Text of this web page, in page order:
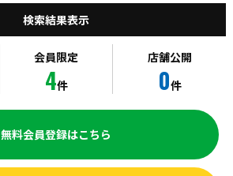
検索結果表示
会員限定
4件
店舗公開
0件
無料会員登録はこちら